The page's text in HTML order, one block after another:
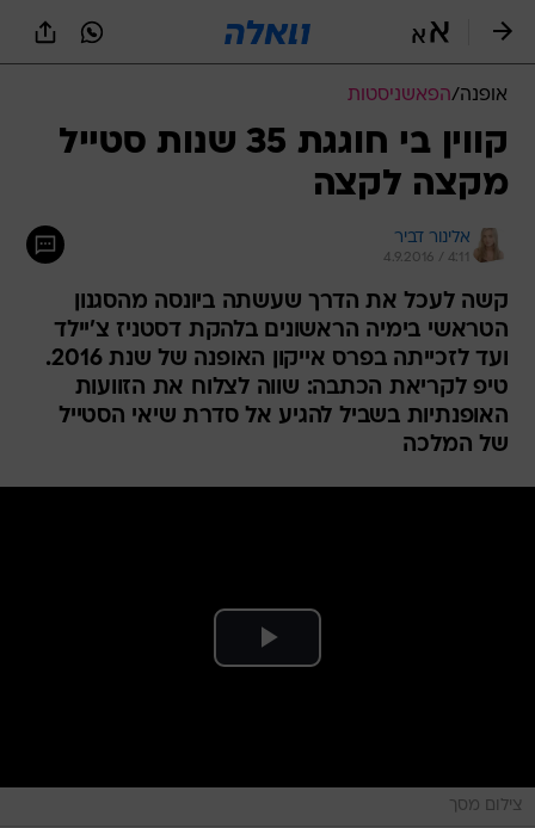
אופנה/הפאשניסטות
קווין בי חוגגת 35 שנות סטייל
מקצה לקצה
אלינור דביר
4.9.2016 / 4:11
קשה לעכל את הדרך שעשתה ביונסה מהסגנון
הטראשי בימיה הראשונים בלהקת דסטניז צ'יילד
ועד לזכייתה בפרס אייקון האופנה של שנת 2016.
טיפ לקריאת הכתבה: שווה לצלוח את הזוועות
האופנתיות בשביל להגיע אל סדרת שיאי הסטייל
של המלכה
צילום מסך